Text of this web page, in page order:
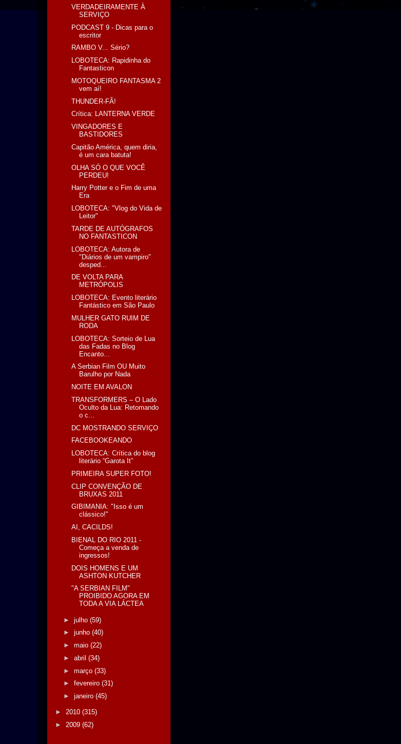
VERDADEIRAMENTE À
SERVIÇO
PODCAST 9 - Dicas para o
escritor
RAMBO V... Sério?
LOBOTECA: Rapidinha do
Fantasticon
MOTOQUEIRO FANTASMA 2
vem aí!
THUNDER-FÃ!
Crítica: LANTERNA VERDE
VINGADORES E
BASTIDORES
Capitão América, quem diria,
é um cara batuta!
OLHA SÓ O QUE VOCÊ
PERDEU!
Harry Potter e o Fim de uma
Era
LOBOTECA: "Vlog do Vida de
Leitor"
TARDE DE AUTÓGRAFOS
NO FANTASTICON
LOBOTECA: Autora de
"Diários de um vampiro"
desped...
DE VOLTA PARA
METRÓPOLIS
LOBOTECA: Evento literário
Fantástico em São Paulo
MULHER GATO RUIM DE
RODA
LOBOTECA: Sorteio de Lua
das Fadas no Blog
Encanto...
A Serbian Film OU Muito
Barulho por Nada
NOITE EM AVALON
TRANSFORMERS – O Lado
Oculto da Lua: Retomando
o c...
DC MOSTRANDO SERVIÇO
FACEBOOKEANDO
LOBOTECA: Crítica do blog
literário “Garota It”
PRIMEIRA SUPER FOTO!
CLIP CONVENÇÃO DE
BRUXAS 2011
GIBIMANIA: "Isso é um
clássico!"
AI, CACILDS!
BIENAL DO RIO 2011 -
Começa a venda de
ingressos!
DOIS HOMENS E UM
ASHTON KUTCHER
"A SERBIAN FILM"
PROIBIDO AGORA EM
TODA A VIA LÁCTEA
► julho (59)
► junho (40)
► maio (22)
► abril (34)
► março (33)
► fevereiro (31)
► janeiro (45)
► 2010 (315)
► 2009 (62)